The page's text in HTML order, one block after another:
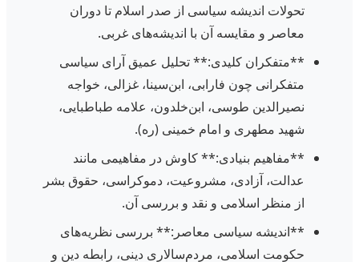
تحولات اندیشه سیاسی از صدر اسلام تا دوران
معاصر و مقایسه آن با اندیشه‌های غربی.
**متفکران کلیدی:** تحلیل عمیق آرای سیاسی
متفکرانی چون فارابی، ابن‌سینا، غزالی، خواجه
نصیرالدین طوسی، ابن‌خلدون، علامه طباطبایی،
شهید مطهری و امام خمینی (ره).
**مفاهیم بنیادی:** کاوش در مفاهیمی مانند
عدالت، آزادی، مشروعیت، دموکراسی، حقوق بشر
از منظر اسلامی و نقد و بررسی آن.
**اندیشه سیاسی معاصر:** بررسی نظریه‌های
حکومت اسلامی، مردم‌سالاری دینی، رابطه دین و